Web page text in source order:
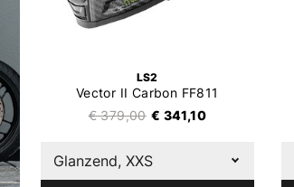
LS2
Vector II Carbon FF811
€ 379,00 € 341,10
Glanzend, XXS